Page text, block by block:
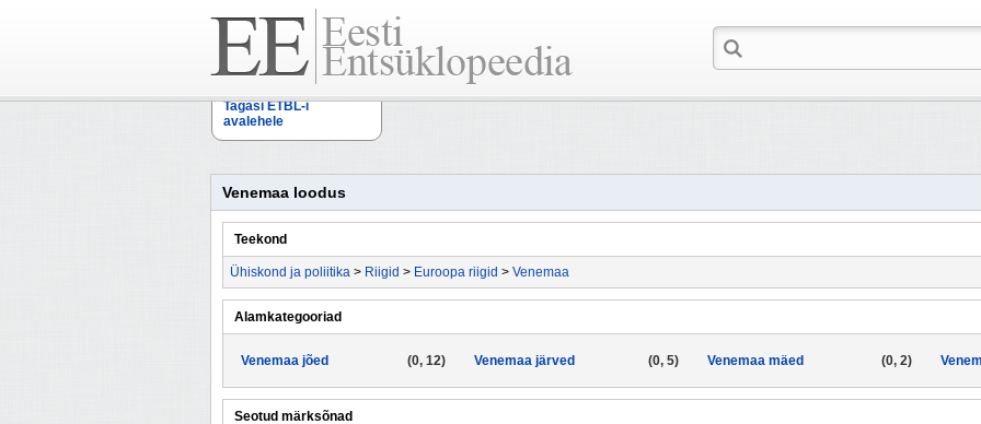
Tagasi ETBL-i
avalehele
Venemaa loodus
Teekond
Ühiskond ja poliitika > Riigid > Euroopa riigid > Venemaa
Alamkategooriad
(0, 12)
Venemaa jõed (0, 5)
Venemaa järved (0, 2)
Venemaa mäed
Seotud märksõnad